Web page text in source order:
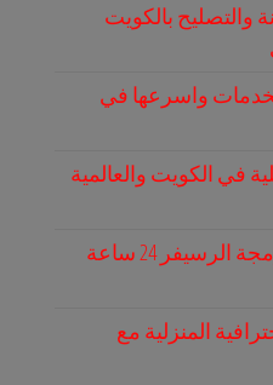
والتصليح بالكويت
واسرعها في
في الكويت والعالمية
اختِيار رسيفر جيد برمجة الرسيفر 24 ساعة
المنزلية مع